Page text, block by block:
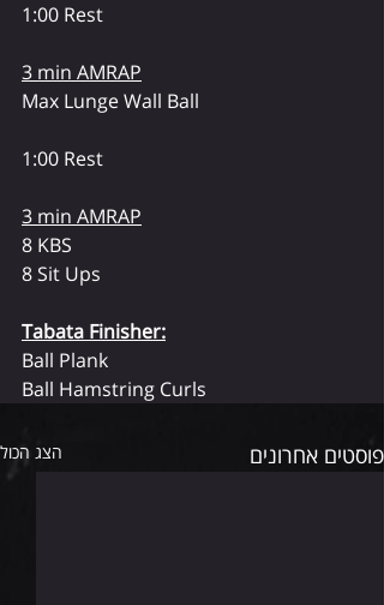
1:00 Rest
3 min AMRAP
Max Lunge Wall Ball
1:00 Rest
3 min AMRAP
8 KBS
8 Sit Ups
Tabata Finisher:
Ball Plank
Ball Hamstring Curls
פוסטים אחרונים הצג הכול